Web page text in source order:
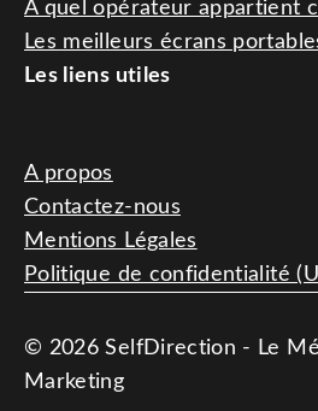
A quel opérateur appartient
Les meilleurs écrans
Les liens utiles
A propos
Contactez-nous
Mentions Légales
Politique de confidentialité
© 2026 SelfDirection - Le
Marketing